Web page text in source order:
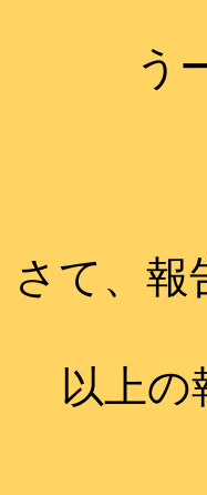
う
さて、
以上の